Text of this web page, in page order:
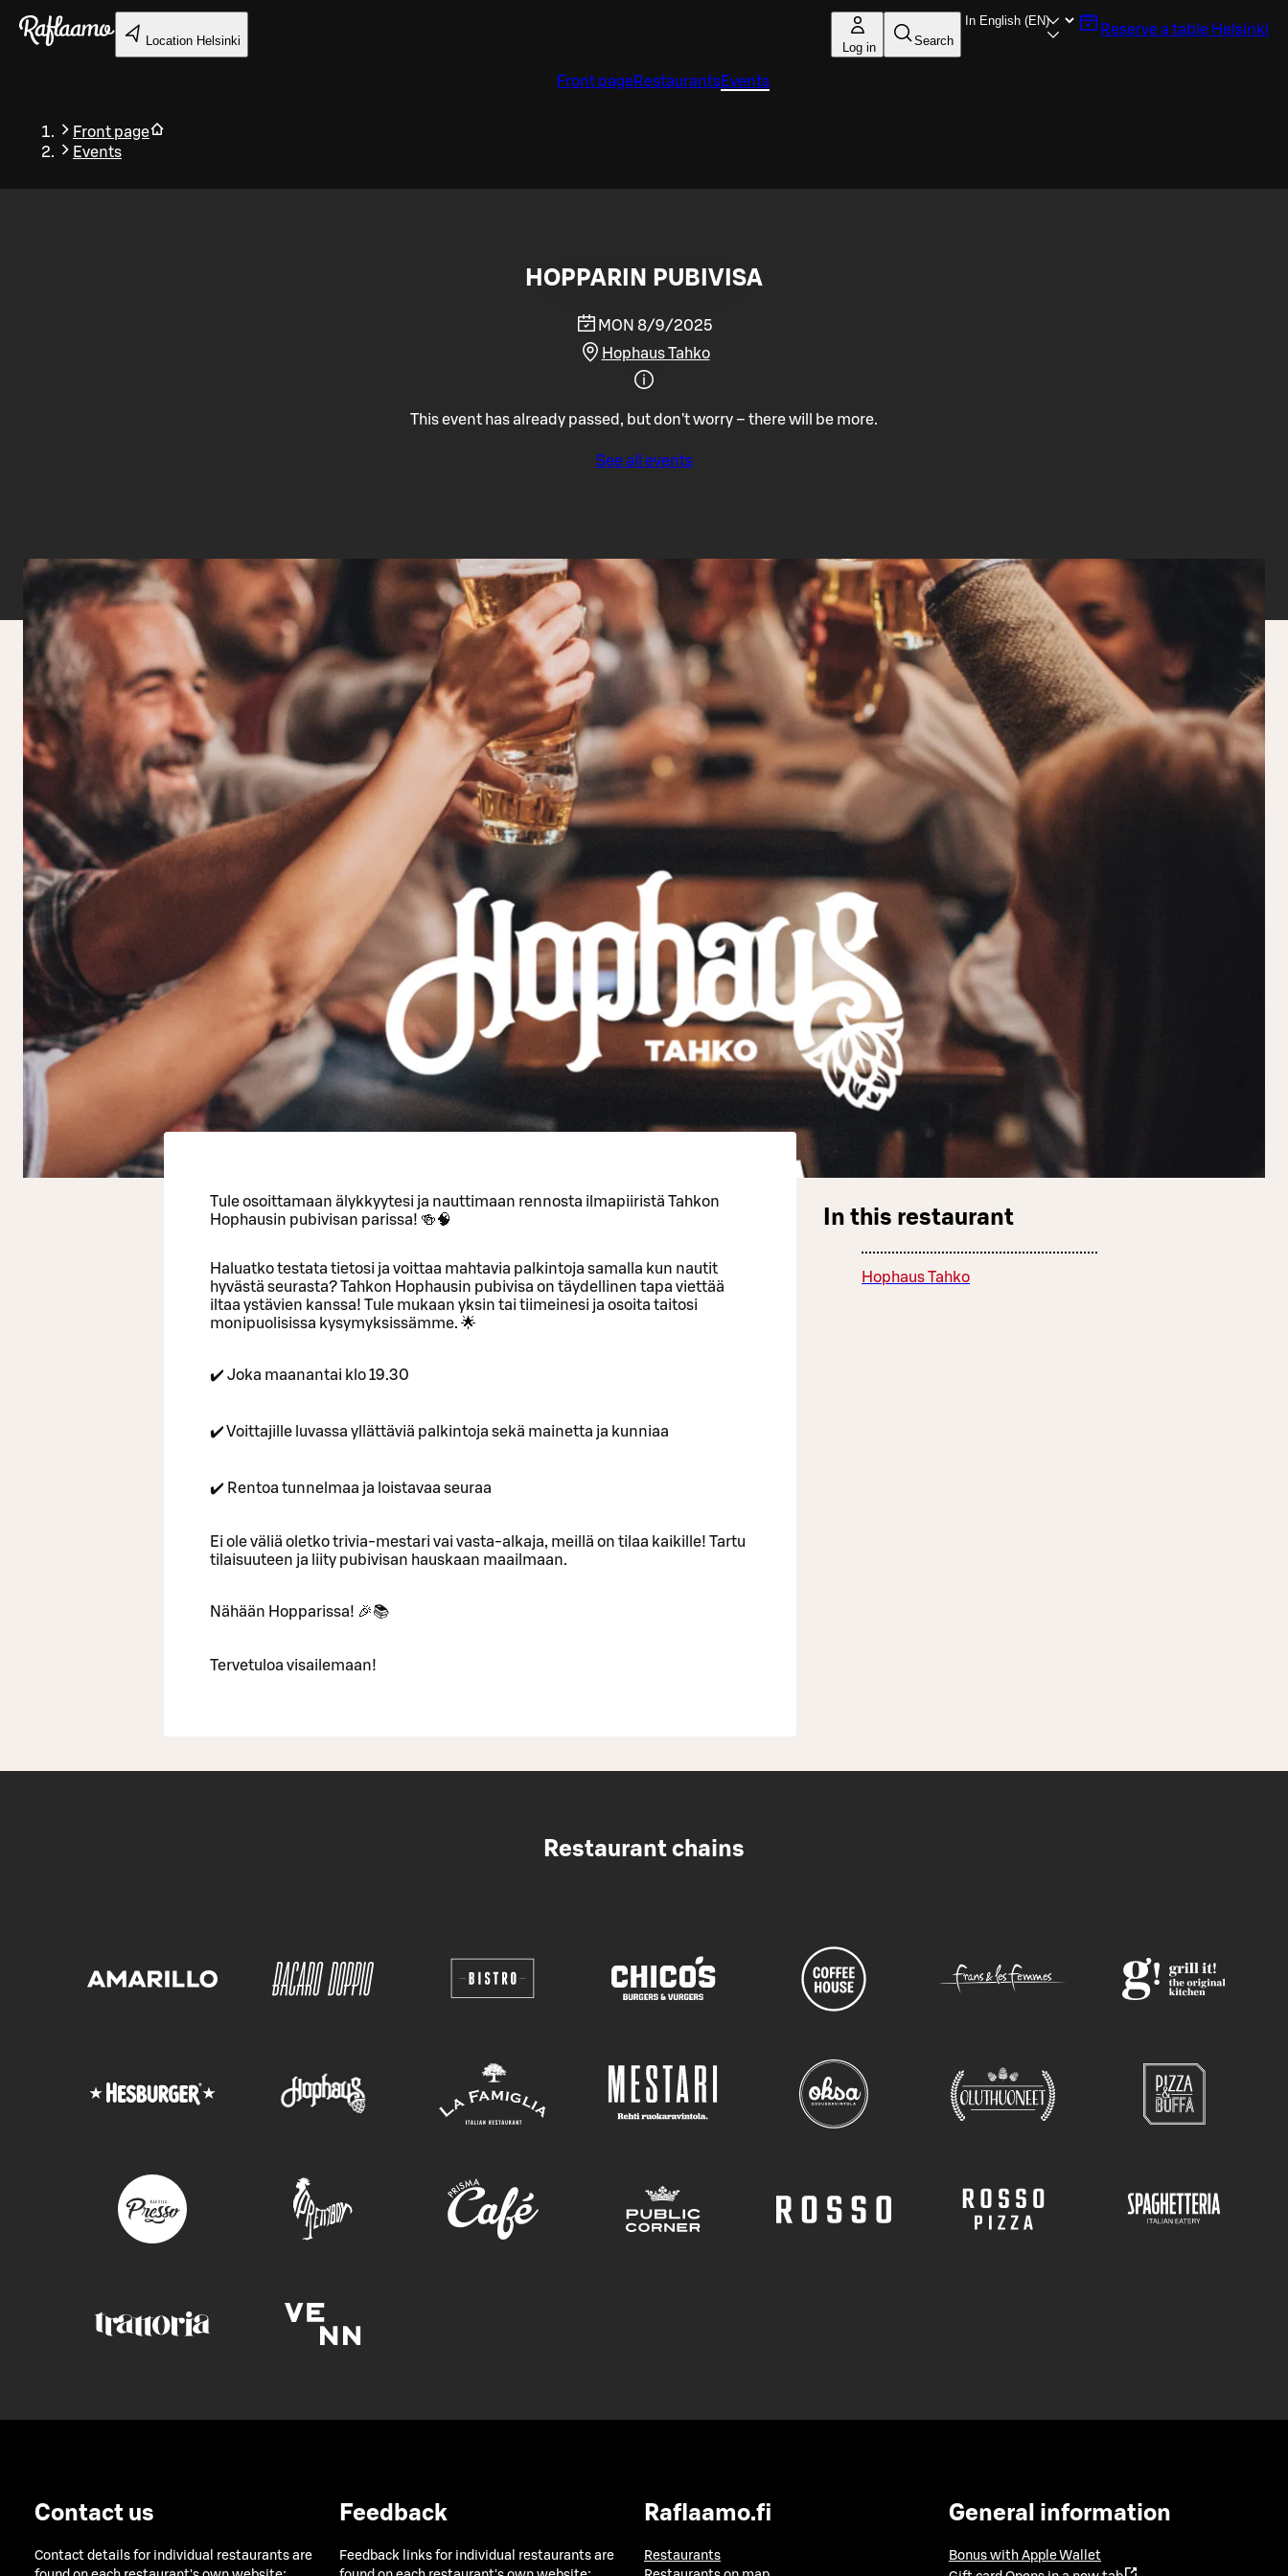
Skip to main content
Location Helsinki Log in Search
Reserve a table Helsinki
Front pageRestaurantsEvents
Front page
Events
Back
HOPPARIN PUBIVISA
MON 8/9/2025
Hophaus Tahko
This event has already passed, but don't worry – there will be more.
See all events
Tule osoittamaan älykkyytesi ja nauttimaan rennosta ilmapiiristä Tahkon
Hophausin pubivisan parissa! 🍻🧠
Haluatko testata tietosi ja voittaa mahtavia palkintoja samalla kun nautit
hyvästä seurasta? Tahkon Hophausin pubivisa on täydellinen tapa viettää
iltaa ystävien kanssa! Tule mukaan yksin tai tiimeinesi ja osoita taitosi
monipuolisissa kysymyksissämme. 🌟
✔️ Joka maanantai klo 19.30
✔️ Voittajille luvassa yllättäviä palkintoja sekä mainetta ja kunniaa
✔️ Rentoa tunnelmaa ja loistavaa seuraa
Ei ole väliä oletko trivia-mestari vai vasta-alkaja, meillä on tilaa kaikille! Tartu
tilaisuuteen ja liity pubivisan hauskaan maailmaan.
Nähään Hopparissa! 🎉📚
Tervetuloa visailemaan!
In this restaurant
Hophaus Tahko
Restaurant chains
Contact us
Contact details for individual restaurants are
Feedback
Feedback links for individual restaurants are
Raflaamo.fi
Restaurants
General information
Bonus with Apple Wallet